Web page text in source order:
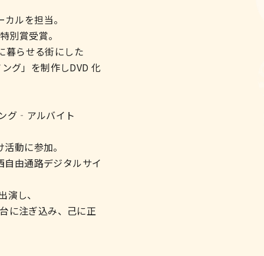
ルを担当。
別賞受賞。
暮らせる街にした
グ」を制作しDVD 化
グ‐アルバイト
動に参加。
由通路デジタルサイ
し、
に注ぎ込み、己に正